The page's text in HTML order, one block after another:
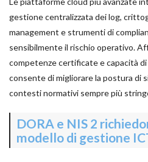
gestione centralizzata dei log,
management e strumenti di
sensibilmente il rischio operativo.
competenze certificate e capacità
consente di migliorare la postura di
contesti normativi sempre più
DORA e NIS 2
modello di gestione